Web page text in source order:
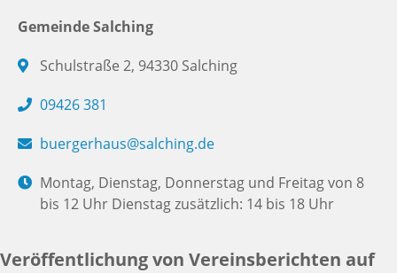
Gemeinde Salching
Schulstraße 2, 94330 Salching
09426 381
buergerhaus@salching.de
Montag, Dienstag, Donnerstag und Freitag von 8
bis 12 Uhr Dienstag zusätzlich: 14 bis 18 Uhr
Veröffentlichung von Vereinsberichten auf